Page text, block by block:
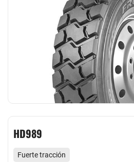
HD989
Fuerte tracción